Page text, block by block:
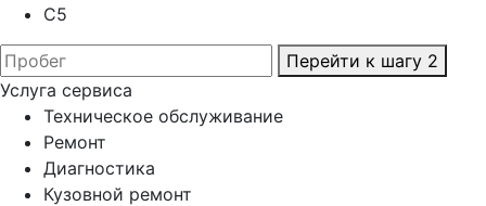
C5
Перейти к шагу 2
Услуга сервиса
Техническое обслуживание
Ремонт
Диагностика
Кузовной ремонт